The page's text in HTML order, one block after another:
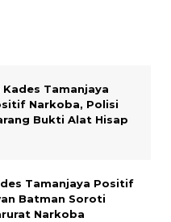
Kades Tamanjaya
Narkoba, Polisi
Bukti Alat Hisap
Tamanjaya Positif
Batman Soroti
Narkoba